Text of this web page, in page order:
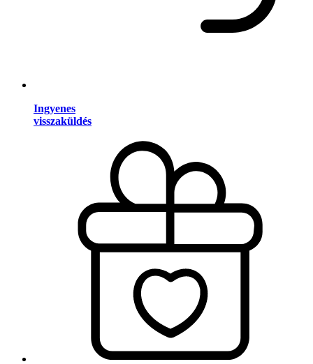
Ingyenes
visszaküldés